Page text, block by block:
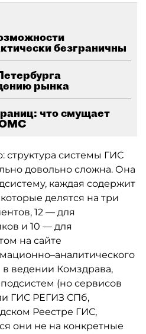
безграничны
рынка
что смущает
ОМС
структура системы ГИС
довольно сложна. Она
каждая содержит
делятся на три
12 — для
и 10 — для
на сайте
в ведении Комздрава,
(но сервисов
ГИС РЕГИЗ СПб,
Реестре ГИС,
они не на конкретные